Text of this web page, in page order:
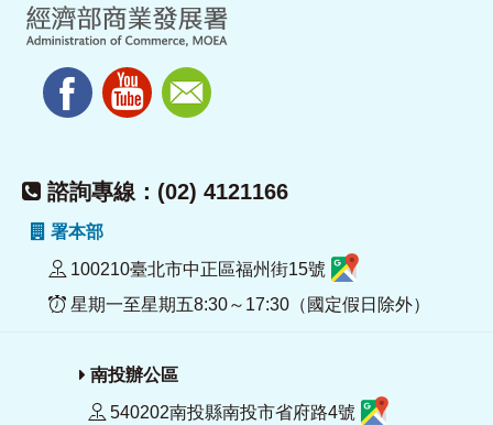
諮詢專線：(02) 4121166
署本部
100210臺北市中正區福州街15號
星期一至星期五8:30～17:30（國定假日除外）
南投辦公區
540202南投縣南投市省府路4號